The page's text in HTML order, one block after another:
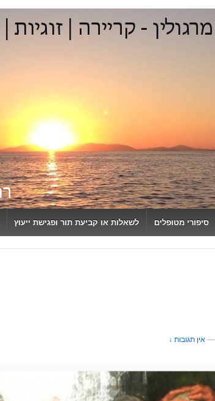
סיפורי מטופלים לשאלות או קביעת תור ופגישת ייעוץ
— אין תגובות ↓